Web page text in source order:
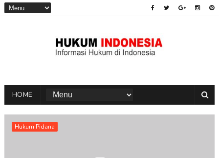
HOME
Hukum Pidana